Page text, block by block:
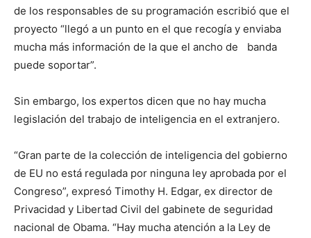
de los responsables de su programación escribió que el
proyecto “llegó a un punto en el que recogía y enviaba
mucha más información de la que el ancho de banda
puede soportar”.
Sin embargo, los expertos dicen que no hay mucha
legislación del trabajo de inteligencia en el extranjero.
“Gran parte de la colección de inteligencia del gobierno
de EU no está regulada por ninguna ley aprobada por el
Congreso”, expresó Timothy H. Edgar, ex director de
Privacidad y Libertad Civil del gabinete de seguridad
nacional de Obama. “Hay mucha atención a la Ley de